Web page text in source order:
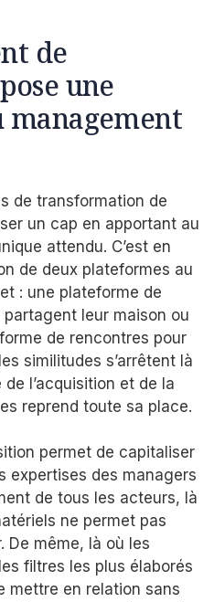
de
une
de transformation de
un cap en apportant au
attendu. C’est en
de deux plateformes au
: une plateforme de
leur maison ou
de rencontres pour
similitudes s’arrêtent là
l’acquisition et de la
reprend toute sa place.
permet de capitaliser
expertises des managers
de tous les acteurs, là
ne permet pas
De même, là où les
filtres les plus élaborés
mettre en relation sans